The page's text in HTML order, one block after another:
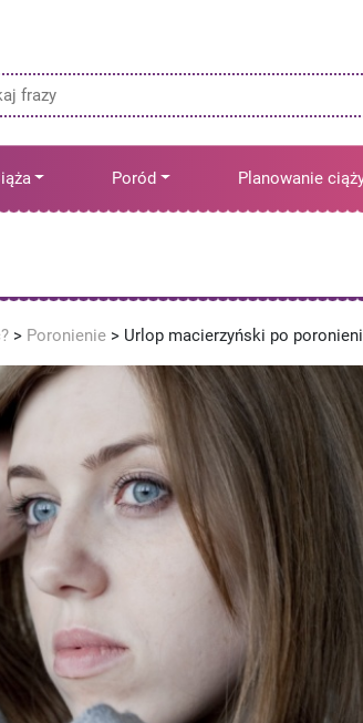
Poród Planowanie
> Poronienie > Urlop macierzyński po